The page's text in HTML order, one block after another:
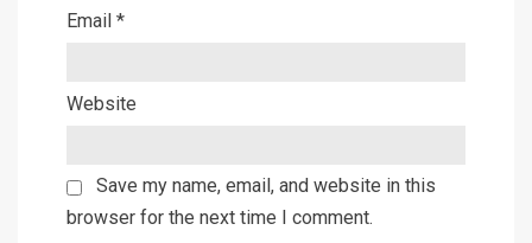
Email *
Website
Save my name, email, and website in this
browser for the next time I comment.